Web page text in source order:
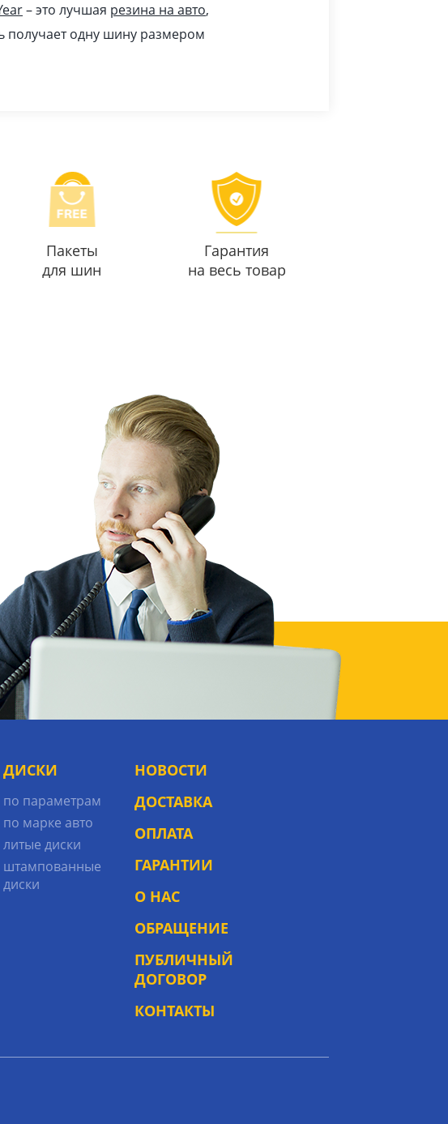
– это лучшая резина на авто,
получает одну шину размером
Пакеты
для шин
Гарантия
на весь товар
ДИСКИ
по параметрам
по марке авто
литые диски
штампованные
диски
НОВОСТИ
ДОСТАВКА
ОПЛАТА
ГАРАНТИИ
О НАС
ОБРАЩЕНИЕ
ПУБЛИЧНЫЙ
ДОГОВОР
КОНТАКТЫ